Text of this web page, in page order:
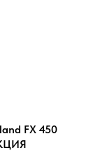
FX 450